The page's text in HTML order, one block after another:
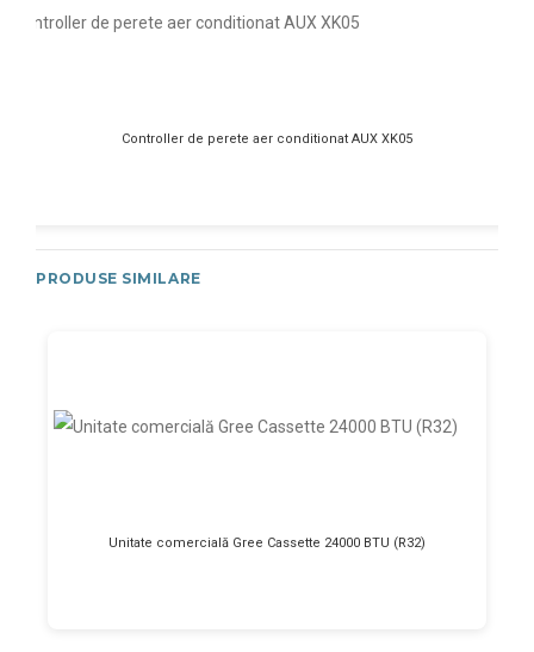
Controller de perete aer conditionat AUX XK05
PRODUSE SIMILARE
Unitate comercială Gree Cassette 24000 BTU (R32)